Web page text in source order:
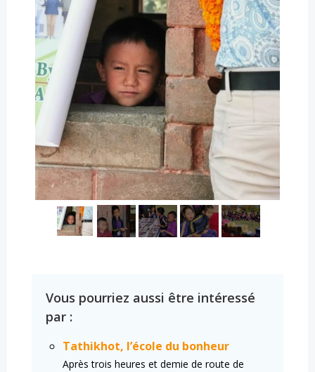
Vous pourriez aussi être intéressé
par :
Tathikhot, l’école du bonheur
Après trois heures et demie de route de